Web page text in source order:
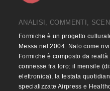
ANALISI, COMMENTI,
Formiche è un progetto
Messa nel 2004. Nato come
Formiche è composto da
connesse fra loro: il mensile
elettronica), la testata
specializzate Airpress e